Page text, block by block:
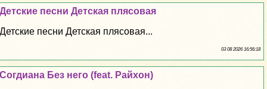
Детские песни Детская плясовая
Детские песни Детская плясовая...
03 08 2026 16:56:18
Согдиана Без него (feat. Райхон)